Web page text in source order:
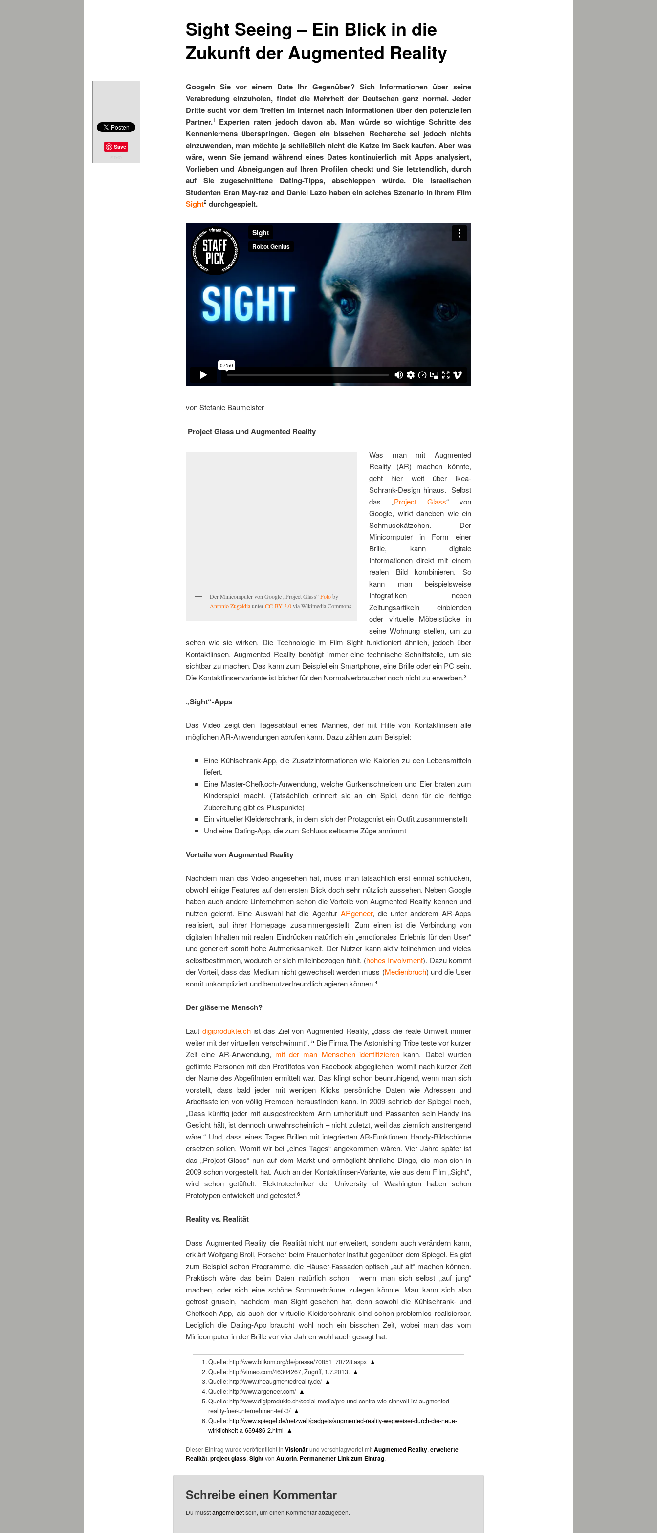
Sight Seeing – Ein Blick in die
Zukunft der Augmented Reality
Save
Googeln Sie vor einem Date Ihr Gegenüber? Sich Informationen über seine
Verabredung einzuholen, findet die Mehrheit der Deutschen ganz normal. Jeder
Dritte sucht vor dem Treffen im Internet nach Informationen über den potenziellen
Partner.1
Experten raten jedoch davon ab. Man würde so wichtige Schritte des
Kennenlernens überspringen. Gegen ein bisschen Recherche sei jedoch nichts
einzuwenden, man möchte ja schließlich nicht die Katze im Sack kaufen. Aber was
wäre, wenn Sie jemand während eines Dates kontinuierlich mit Apps analysiert,
Vorlieben und Abneigungen auf Ihren Profilen checkt und Sie letztendlich, durch
auf Sie zugeschnittene Dating-Tipps, abschleppen würde. Die israelischen
Studenten Eran May-raz and Daniel Lazo haben ein solches Szenario in ihrem Film
Sight2 durchgespielt.
von Stefanie Baumeister
Project Glass und Augmented Reality
Der Minicomputer von Google „Project Glass“Fotoby
Antonio ZugaldiaunterCC-BY-3.0via Wikimedia Commons
Was man mit Augmented
Reality (AR) machen könnte,
geht hier weit über Ikea-
Schrank-Design hinaus. Selbst
das „Project Glass“ von
Google, wirkt daneben wie ein
Schmusekätzchen. Der
Minicomputer in Form einer
Brille, kann digitale
Informationen direkt mit einem
realen Bild kombinieren. So
kann man beispielsweise
Infografiken neben
Zeitungsartikeln einblenden
oder virtuelle Möbelstücke in
seine Wohnung stellen, um zu
sehen wie sie wirken. Die Technologie im Film Sight funktioniert ähnlich, jedoch über
Kontaktlinsen. Augmented Reality benötigt immer eine technische Schnittstelle, um sie
sichtbar zu machen. Das kann zum Beispiel ein Smartphone, eine Brille oder ein PC sein.
Die Kontaktlinsenvariante ist bisher für den Normalverbraucher noch nicht zu erwerben.3
„Sight“-Apps
Das Video zeigt den Tagesablauf eines Mannes, der mit Hilfe von Kontaktlinsen alle
möglichen AR-Anwendungen abrufen kann. Dazu zählen zum Beispiel:
Eine Kühlschrank-App, die Zusatzinformationen wie Kalorien zu den Lebensmitteln
liefert.
Eine Master-Chefkoch-Anwendung, welche Gurkenschneiden und Eier braten zum
Kinderspiel macht. (Tatsächlich erinnert sie an ein Spiel, denn für die richtige
Zubereitung gibt es Pluspunkte)
Ein virtueller Kleiderschrank, in dem sich der Protagonist ein Outfit zusammenstellt
Und eine Dating-App, die zum Schluss seltsame Züge annimmt
Vorteile von Augmented Reality
Nachdem man das Video angesehen hat, muss man tatsächlich erst einmal schlucken,
obwohl einige Features auf den ersten Blick doch sehr nützlich aussehen. Neben Google
haben auch andere Unternehmen schon die Vorteile von Augmented Reality kennen und
nutzen gelernt. Eine Auswahl hat die Agentur ARgeneer, die unter anderem AR-Apps
realisiert, auf ihrer Homepage zusammengestellt. Zum einen ist die Verbindung von
digitalen Inhalten mit realen Eindrücken natürlich ein „emotionales Erlebnis für den User“
und generiert somit hohe Aufmerksamkeit. Der Nutzer kann aktiv teilnehmen und vieles
selbstbestimmen, wodurch er sich miteinbezogen fühlt. (hohes Involvment). Dazu kommt
der Vorteil, dass das Medium nicht gewechselt werden muss (Medienbruch) und die User
somit unkompliziert und benutzerfreundlich agieren können.4
Der gläserne Mensch?
Laut digiprodukte.chist das Ziel von Augmented Reality, „dass die reale Umwelt immer
weiter mit der virtuellen verschwimmt“. 5 Die Firma The Astonishing Tribe teste vor kurzer
Zeit eine AR-Anwendung, mit der man Menschen identifizieren kann. Dabei wurden
gefilmte Personen mit den Profilfotos von Facebook abgeglichen, womit nach kurzer Zeit
der Name des Abgefilmten ermittelt war. Das klingt schon beunruhigend, wenn man sich
vorstellt, dass bald jeder mit wenigen Klicks persönliche Daten wie Adressen und
Arbeitsstellen von völlig Fremden herausfinden kann. In 2009 schrieb der Spiegel noch,
„Dass künftig jeder mit ausgestrecktem Arm umherläuft und Passanten sein Handy ins
Gesicht hält, ist dennoch unwahrscheinlich – nicht zuletzt, weil das ziemlich anstrengend
wäre.“ Und, dass eines Tages Brillen mit integrierten AR-Funktionen Handy-Bildschirme
ersetzen sollen. Womit wir bei „eines Tages“ angekommen wären. Vier Jahre später ist
das „Project Glass“ nun auf dem Markt und ermöglicht ähnliche Dinge, die man sich in
2009 schon vorgestellt hat. Auch an der Kontaktlinsen-Variante, wie aus dem Film „Sight“,
wird schon getüftelt. Elektrotechniker der University of Washington haben schon
Prototypen entwickelt und getestet.6
Reality vs. Realität
Dass Augmented Reality die Realität nicht nur erweitert, sondern auch verändern kann,
erklärt Wolfgang Broll, Forscher beim Frauenhofer Institut gegenüber dem Spiegel. Es gibt
zum Beispiel schon Programme, die Häuser-Fassaden optisch „auf alt“ machen können.
Praktisch wäre das beim Daten natürlich schon, wenn man sich selbst „auf jung“
machen, oder sich eine schöne Sommerbräune zulegen könnte. Man kann sich also
getrost gruseln, nachdem man Sight gesehen hat, denn sowohl die Kühlschrank- und
Chefkoch-App, als auch der virtuelle Kleiderschrank sind schon problemlos realisierbar.
Lediglich die Dating-App braucht wohl noch ein bisschen Zeit, wobei man das vom
Minicomputer in der Brille vor vier Jahren wohl auch gesagt hat.
Quelle: http://www.bitkom.org/de/presse/70851_70728.aspx ▲
Quelle: http://vimeo.com/46304267, Zugriff, 1.7.2013. ▲
Quelle: http://www.theaugmentedreality.de/ ▲
Quelle: http://www.argeneer.com/ ▲
Quelle: http://www.digiprodukte.ch/social-media/pro-und-contra-wie-sinnvoll-ist-augmented-
reality-fuer-unternehmen-teil-3/ ▲
Quelle:http://www.spiegel.de/netzwelt/gadgets/augmented-reality-wegweiser-durch-die-neue-
wirklichkeit-a-659486-2.html ▲
Dieser Eintrag wurde veröffentlicht in Visionärund verschlagwortet mitAugmented Reality, erweiterte
Realität, project glass, Sightvon Autorin. Permanenter Link zum Eintrag.
Schreibe einen Kommentar
Du musstangemeldetsein, um einen Kommentar abzugeben.